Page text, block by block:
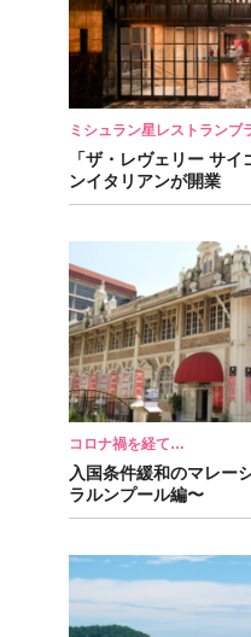
ミシュラン星レストランブ
「ザ・レヴェリー サ
ンイタリアンが開業
コロナ禍を経て…
入国条件緩和のマレー
ラルンプール編〜